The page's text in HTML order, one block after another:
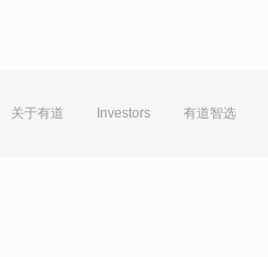
关于有道 Investors 有道智选